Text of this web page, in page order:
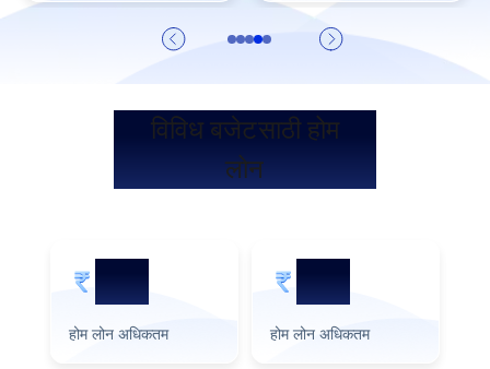
विविध बजेटसाठी होम
लोन
5 Cr
होम लोन अधिकतम
2 Cr
होम लोन अधिकतम